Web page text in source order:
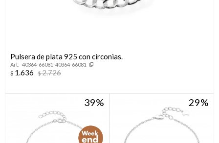
Pulsera de plata 925 con circonias.
40364-66081-40364-66081
$ 1.636 $2.726
39 29